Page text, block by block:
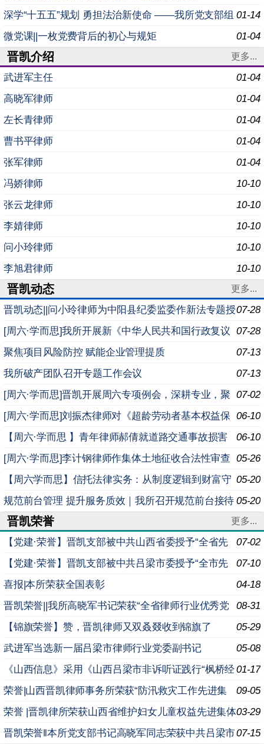
01-14
深学“十五五”规划 勇担法治新使命 ——我所党支部组
织专题党课学习 为深入学习贯彻党的二十届四中全
01-04
微党课||一枚党费背后的初心与规矩
晋凯介绍 更多...
01-04
武进军主任
01-04
高晓军律师
01-04
左长青律师
01-04
曹书平律师
01-04
张军律师
10-10
冯娇律师
10-10
张云龙律师
10-10
李婧律师
10-10
问小玲律师
10-10
李旭君律师
晋凯动态 更多...
07-28
晋凯动态||问小玲律师为中阳县纪委监委作新法专题授
课
07-28
[周六·学而思]我所开展新《中华人民共和国行政复议
法实施条例》专题学习例会
07-13
聚焦项目风险防控 赋能企业管理提质
07-13
我所破产团队召开专题工作会议
07-02
[周六·学而思]晋凯开展周六专项例会，深耕专业，聚
焦法律沟通多维能力提升
06-10
[周六·学而思]刘振杰律师对《超龄劳动者基本权益保
障暂行规定》进行专题解读
06-10
【周六·学而思 】青年律师郝倩就道路交通事故损害
赔偿司法解释（二）实务要点深度解析进行专题分享 05-26
[周六·学而思]李计钢律师作集体土地征收合法性审查
实务专题分享
05-20
【周六学而思】信托法律实务：从制度逻辑到财富守
护
05-20
规范前台管理 提升服务质效｜我所召开规范前台接待
座谈会
晋凯荣誉 更多...
07-02
【党建·荣誉】晋凯支部被中共山西省委授予“全省先
进基层党组织”荣誉称号
07-10
【党建·荣誉】晋凯支部被中共吕梁市委授予“全市先
进基层党组织”荣誉称号
04-18
喜报|本所荣获全国表彰
08-31
晋凯荣誉||我所高晓军书记荣获“全省律师行业优秀党
务工作者”荣誉称号
05-29
【锦旗荣誉】赞，晋凯律师又双叒叕收到锦旗了
05-08
武进军当选新一届吕梁市律师行业党委副书记
01-17
《山西信息》采用《山西吕梁市非诉听证践行“枫桥经
验”以专业法律服务乡村治理维护农村稳定安定》信息条目
09-05
荣誉|山西晋凯律师事务所荣获“防汛救灾工作先进集
体”荣誉称号
03-29
荣誉 |晋凯律所荣获山西省维护妇女儿童权益先进集体
称号
07-15
晋凯荣誉‖本所党支部书记高晓军同志荣获中共吕梁市